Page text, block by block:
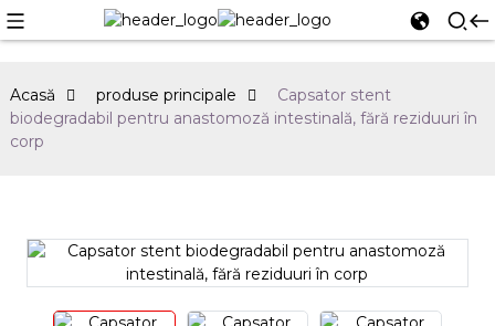
Acasă produse principale
Capsator stent
biodegradabil pentru anastomoză intestinală, fără reziduuri în
corp